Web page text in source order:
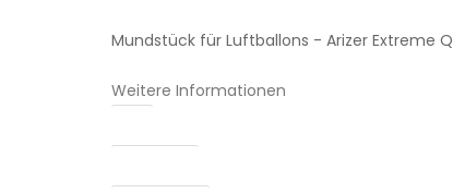
Mundstück für Luftballons - Arizer Extreme Q
Weitere Informationen